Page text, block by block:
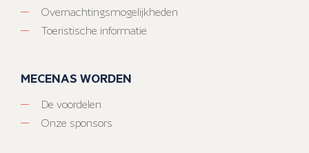
Overnachtingsmogelijkheden
Toeristische informatie
MECENAS WORDEN
De voordelen
Onze sponsors